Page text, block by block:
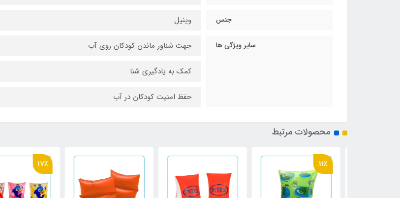
جنس وینیل
سایر ویژگی ها جهت شناور ماندن کودکان روی آب
کمک به یادگیری شنا
حفظ امنیت کودکان در آب
محصولات مرتبط
11٪ 17٪